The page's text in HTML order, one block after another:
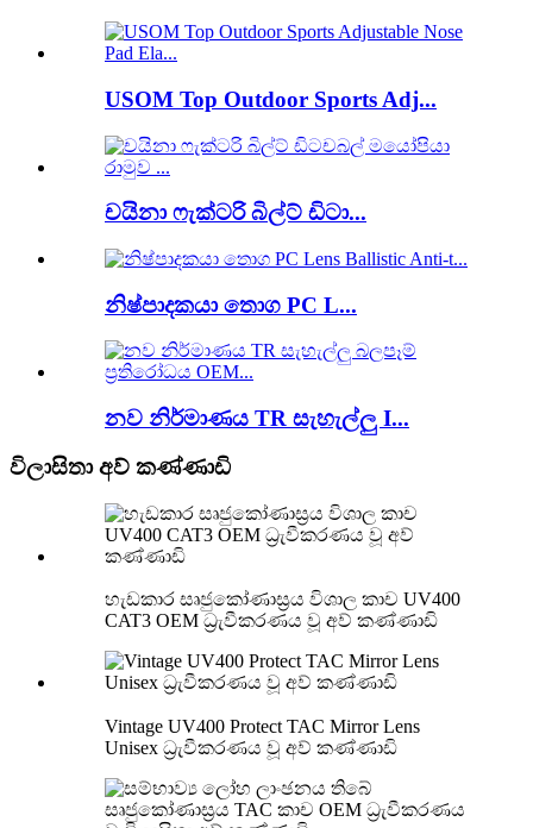
USOM Top Outdoor Sports Adj...
චයිනා ෆැක්ටරි බිල්ට් ඩිටා...
නිෂ්පාදකයා තොග PC L...
නව නිර්මාණය TR සැහැල්ලු I...
විලාසිතා අව් කණ්ණාඩි
හැඩකාර සෘජුකෝණාස්‍රය විශාල කාච UV400
CAT3 OEM ධ්‍රැවීකරණය වූ අව් කණ්ණාඩි
Vintage UV400 Protect TAC Mirror Lens
Unisex ධ්‍රැවීකරණය වූ අව් කණ්ණාඩි